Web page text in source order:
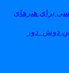
برای هنرهای
دوش_دور